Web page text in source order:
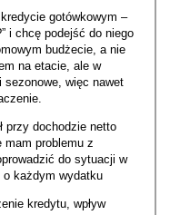
gotówkowym –
i chcę podejść do niego
budżecie, a nie
na etacie, ale w
sezonowe, więc nawet
przy dochodzie netto
mam problemu z
do sytuacji w
o każdym wydatku
kredytu, wpływ